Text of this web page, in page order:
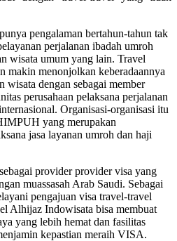
pengalaman bertahun-tahun tak
perjalanan ibadah umroh
wisata umum yang lain. Travel
makin menonjolkan keberadaannya
wisata dengan sebagai member
perusahaan pelaksana perjalanan
Organisasi-organisasi itu
yang merupakan
jasa layanan umroh dan haji
provider provider visa yang
muassasah Arab Saudi. Sebagai
pengajuan visa travel-travel
Alhijaz Indowisata bisa membuat
yang lebih hemat dan fasilitas
kepastian meraih VISA.